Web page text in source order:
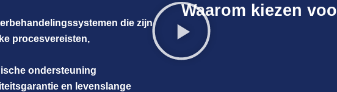
die zijn
procesvereisten,
ondersteuning
en levenslange
Waarom kiezen